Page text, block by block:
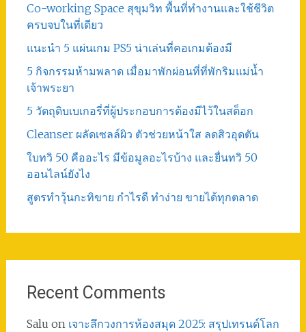
Co-working Space สุขุมวิท พื้นที่ทำงานและใช้ชีวิต
ครบจบในที่เดียว
แนะนำ 5 แผ่นเกม PS5 น่าเล่นที่คอเกมต้องมี
5 กิจกรรมห้ามพลาด เมื่อมาพักผ่อนที่ที่พักริมแม่น้ำ
เจ้าพระยา
5 วัตถุดิบเบเกอรี่ที่ผู้ประกอบการต้องมีไว้ในสต็อก
Cleanser ผลัดเซลล์ผิว ตัวช่วยหน้าใส ลดสิวอุดตัน
ใบทวิ 50 คืออะไร มีข้อมูลอะไรบ้าง และยื่นทวิ 50
ออนไลน์ยังไง
สูตรทําวุ้นกะทิขาย กำไรดี ทำง่าย ขายได้ทุกตลาด
Recent Comments
Salu on เจาะลึกวงการห้องสมุด 2025: สรุปเทรนด์โลก